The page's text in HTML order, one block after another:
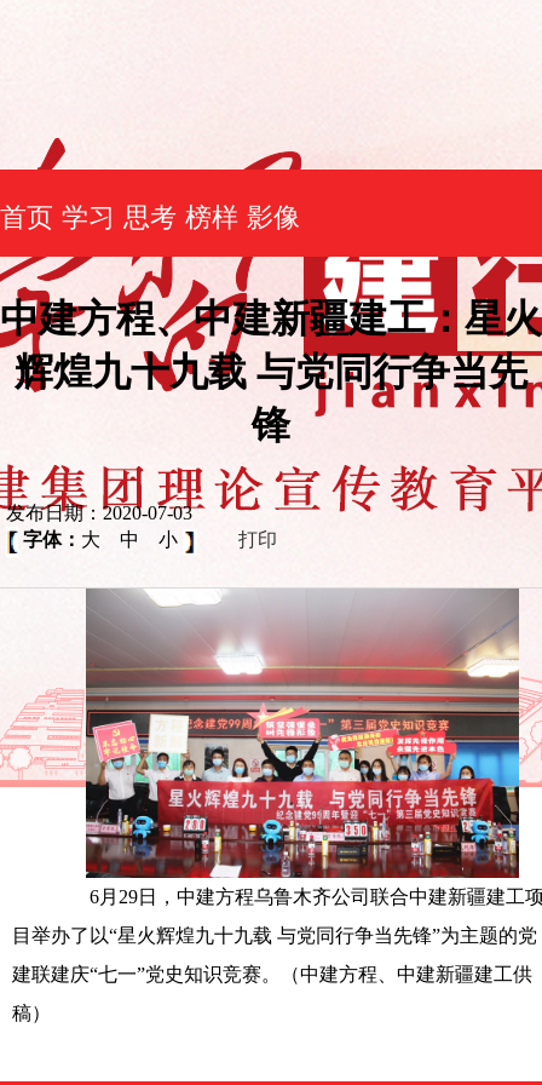
首页 学习 思考 榜样 影像
中建方程、中建新疆建工：星火
辉煌九十九载 与党同行争当先
锋
发布日期：2020-07-03
字体： 大 中 小 打印
6月29日，中建方程乌鲁木齐公司联合中建新疆建工
目举办了以“星火辉煌九十九载 与党同行争当先锋”为主题的党
建联建庆“七一”党史知识竞赛。（中建方程、中建新疆建工供
稿）